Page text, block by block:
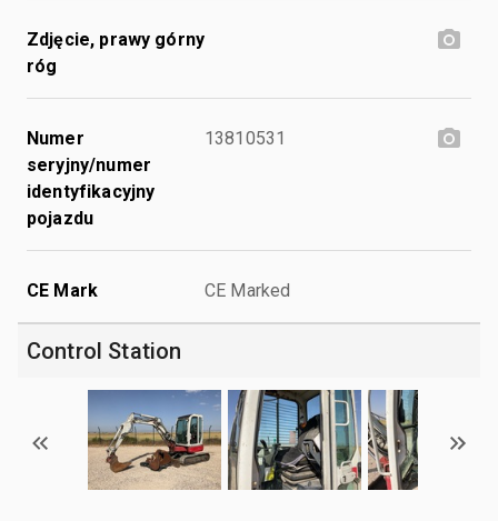
Zdjęcie, prawy górny
róg
Numer
seryjny/numer
identyfikacyjny
pojazdu
13810531
CE Mark CE Marked
Control Station